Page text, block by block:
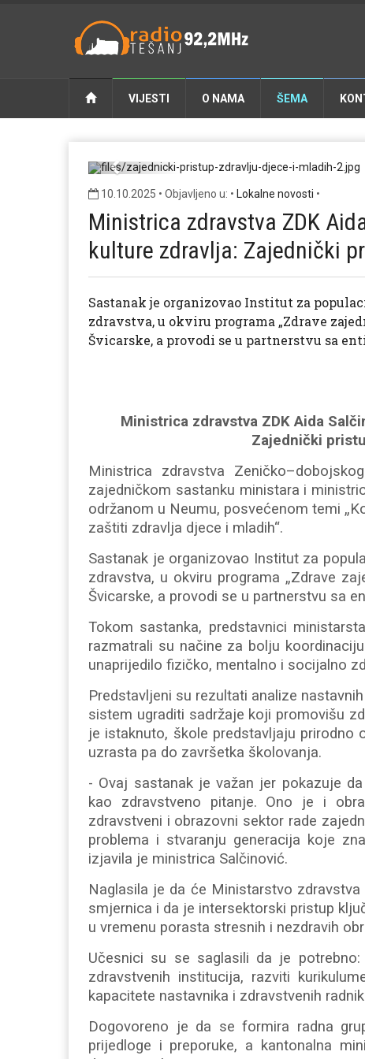
VIJESTI O NAMA ŠEMA
Previous
10.10.2025 • Objavljeno u: • Lokalne novosti •
Ministrica zdravstva ZDK
kulture zdravlja: Zajednički
Sastanak je organizovao Institut za
zdravstva, u okviru programa „Zdrave
Švicarske, a provodi se u partnerstvu sa
Ministrica zdravstva ZDK Aida
Zajednički
Ministrica zdravstva
zajedničkom sastanku ministara i
održanom u Neumu, posvećenom temi
zaštiti zdravlja djece i mladih“.
Sastanak je organizovao Institut za
zdravstva, u okviru programa „Zdrave
Švicarske, a provodi se u partnerstvu sa
Tokom sastanka, predstavnici
razmatrali su načine za bolju
unaprijedilo fizičko, mentalno i socijalno
Predstavljeni su rezultati analize
sistem ugraditi sadržaje koji promovišu
je istaknuto, škole predstavljaju prirodno
uzrasta pa do završetka školovanja.
- Ovaj sastanak je važan jer pokazuje
kao zdravstveno pitanje. Ono je i
zdravstveni i obrazovni sektor rade
problema i stvaranju generacija koje
izjavila je ministrica Salčinović.
Naglasila je da će Ministarstvo
smjernica i da je intersektorski pristup
u vremenu porasta stresnih i nezdravih
Učesnici su se saglasili da je
zdravstvenih institucija, razviti
kapacitete nastavnika i zdravstvenih
Dogovoreno je da se formira radna
prijedloge i preporuke, a kantonalna